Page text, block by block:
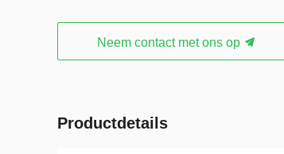
Neem contact met ons op
Productdetails